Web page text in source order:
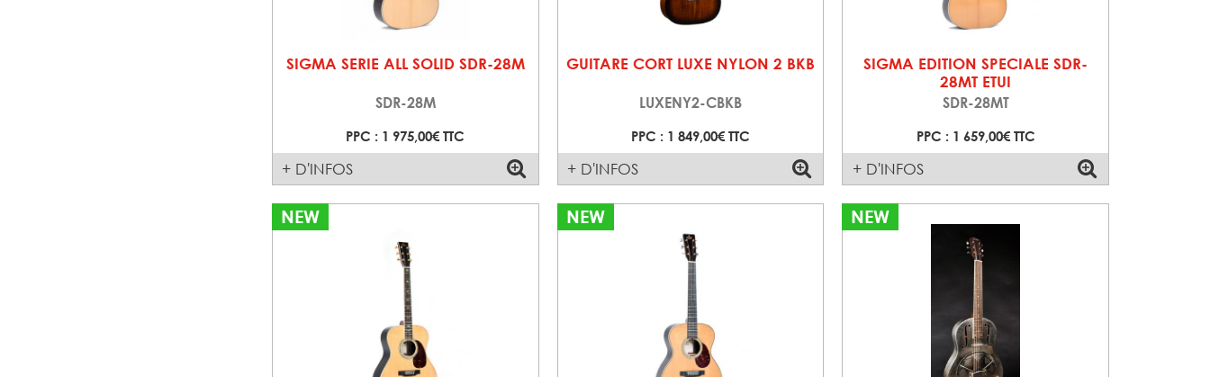
SIGMA SERIE ALL SOLID SDR-28M
SDR-28M
PPC : 1 975,00€ TTC
+ D'INFOS
GUITARE CORT LUXE NYLON 2 BKB
LUXENY2-CBKB
PPC : 1 849,00€ TTC
+ D'INFOS
SIGMA EDITION SPECIALE SDR-
28MT ETUI
SDR-28MT
PPC : 1 659,00€ TTC
+ D'INFOS
NEW NEW NEW